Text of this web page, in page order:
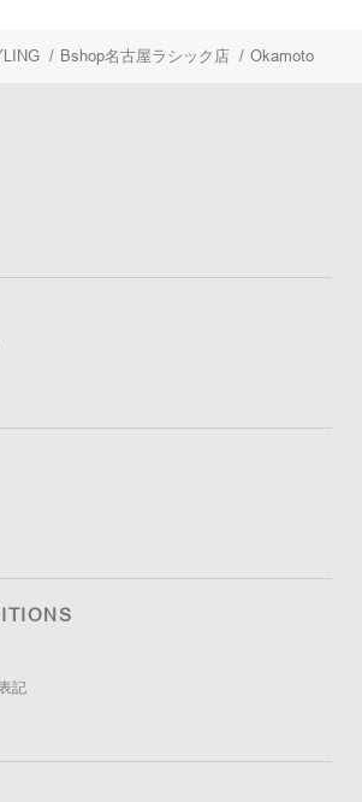
/ Bshop名古屋ラシック店 / Okamoto
記